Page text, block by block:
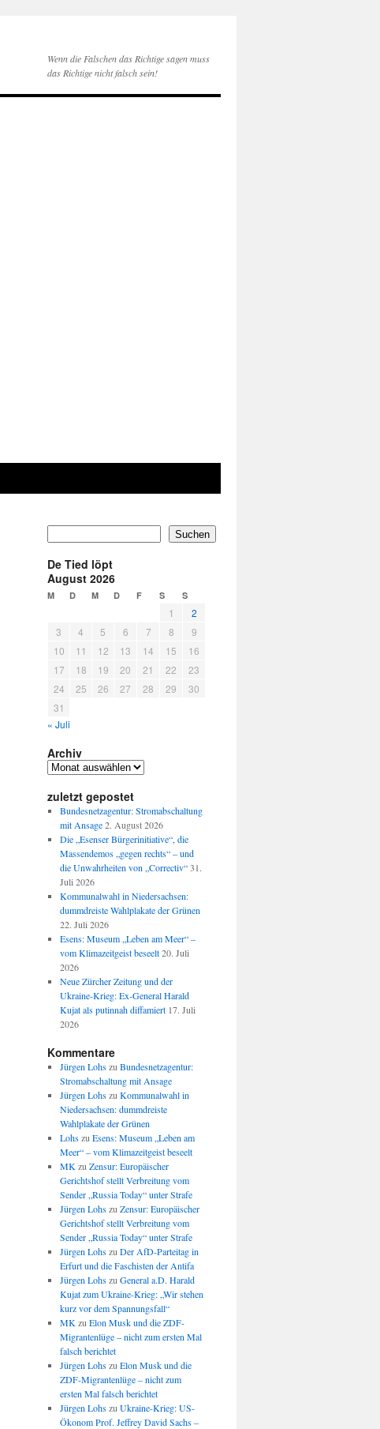
Wenn die Falschen das Richtige sagen muss
das Richtige nicht falsch sein!
Suchen
De Tied löpt
August 2026
M D M D F S S
1
2
3
4 5 6 7 8
9
10
11 12 13 14 15
16
17
18 19 20 21 22
23
24
25 26 27 28 29
30
31
« Juli
Archiv
Archiv
zuletzt gepostet
Bundesnetzagentur: Stromabschaltung
mit Ansage 2. August 2026
Die „Esenser Bürgerinitiative“, die
Massendemos „gegen rechts“ – und
die Unwahrheiten von „Correctiv“ 31.
Juli 2026
Kommunalwahl in Niedersachsen:
dummdreiste Wahlplakate der Grünen
22. Juli 2026
Esens: Museum „Leben am Meer“ –
vom Klimazeitgeist beseelt 20. Juli
2026
Neue Zürcher Zeitung und der
Ukraine-Krieg: Ex-General Harald
Kujat als putinnah diffamiert 17. Juli
2026
Kommentare
Jürgen Lohszu Bundesnetzagentur:
Stromabschaltung mit Ansage
Jürgen Lohszu Kommunalwahl in
Niedersachsen: dummdreiste
Wahlplakate der Grünen
Lohszu Esens: Museum „Leben am
Meer“ – vom Klimazeitgeist beseelt
MK zu Zensur: Europäischer
Gerichtshof stellt Verbreitung vom
Sender „Russia Today“ unter Strafe
Jürgen Lohszu Zensur: Europäischer
Gerichtshof stellt Verbreitung vom
Sender „Russia Today“ unter Strafe
Jürgen Lohszu Der AfD-Parteitag in
Erfurt und die Faschisten der Antifa
Jürgen Lohszu General a.D. Harald
Kujat zum Ukraine-Krieg: „Wir stehen
kurz vor dem Spannungsfall“
MK zu Elon Musk und die ZDF-
Migrantenlüge – nicht zum ersten Mal
falsch berichtet
Jürgen Lohszu Elon Musk und die
ZDF-Migrantenlüge – nicht zum
ersten Mal falsch berichtet
Jürgen Lohszu Ukraine-Krieg: US-
Ökonom Prof. Jeffrey David Sachs –